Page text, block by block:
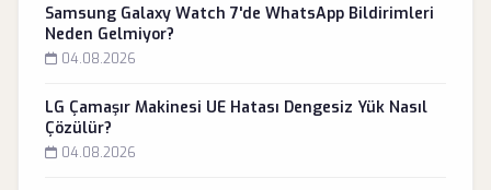
Samsung Galaxy Watch 7'de WhatsApp Bildirimleri
Neden Gelmiyor?
04.08.2026
LG Çamaşır Makinesi UE Hatası Dengesiz Yük Nasıl
Çözülür?
04.08.2026